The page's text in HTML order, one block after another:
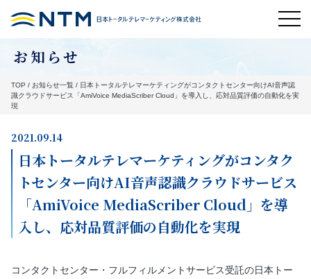
お知らせ
TOP / お知らせ一覧 / 日本トータルテレマーケティングがコンタクトセンター向けAI音声認
識クラウドサービス「AmiVoice MediaScriber Cloud」を導入し、応対品質評価の自動化を実
現
2021.09.14
日本トータルテレマーケティングがコンタク
トセンター向けAI音声認識クラウドサービス
「AmiVoice MediaScriber Cloud」を導
入し、応対品質評価の自動化を実現
コンタクトセンター・フルフィルメントサービス受託の日本トー